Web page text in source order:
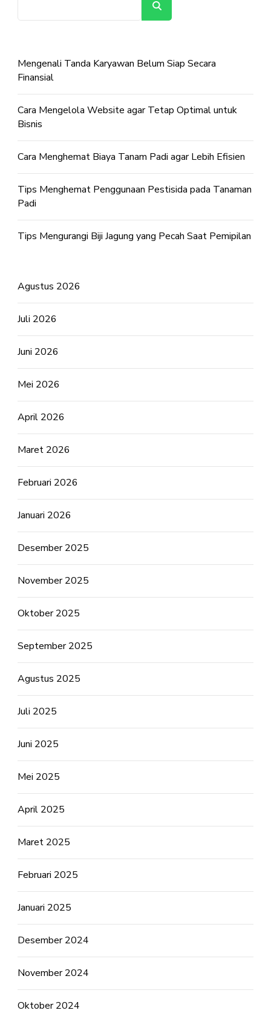
Mengenali Tanda Karyawan Belum Siap Secara
Finansial
Cara Mengelola Website agar Tetap Optimal untuk
Bisnis
Cara Menghemat Biaya Tanam Padi agar Lebih Efisien
Tips Menghemat Penggunaan Pestisida pada Tanaman
Padi
Tips Mengurangi Biji Jagung yang Pecah Saat Pemipilan
Agustus 2026
Juli 2026
Juni 2026
Mei 2026
April 2026
Maret 2026
Februari 2026
Januari 2026
Desember 2025
November 2025
Oktober 2025
September 2025
Agustus 2025
Juli 2025
Juni 2025
Mei 2025
April 2025
Maret 2025
Februari 2025
Januari 2025
Desember 2024
November 2024
Oktober 2024